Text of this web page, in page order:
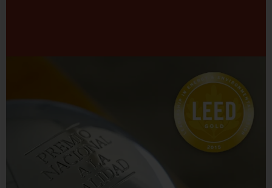
TASA ha adoptado el modelo que propone el Premio
Nacional a la Calidad.